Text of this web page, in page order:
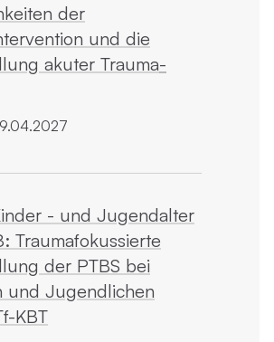
der
und die
akuter Trauma­
- und Jugendalter
Trauma­fokussierte
der PTBS bei
und Jugendlichen
KBT